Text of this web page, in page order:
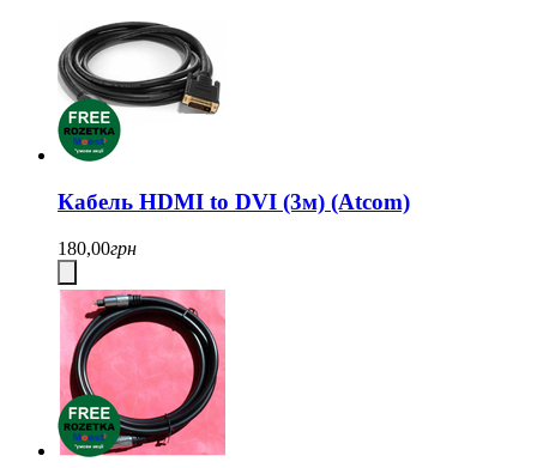
Кабель HDMI to DVI (3м) (Atcom)
180,00грн